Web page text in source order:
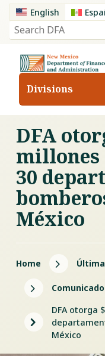
English
Divisions
DFA
millones
30
México
Home 5
5
5
DFA otorga
México